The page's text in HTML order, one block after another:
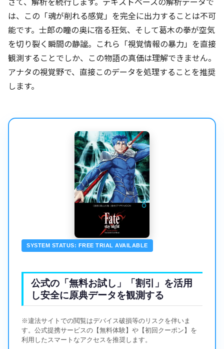
は、この「魂が削れる感覚」を完全に出力することは不可
能です。士郎の瞳の奥に宿る狂気、そして葛木の拳が空気
を切り裂く瞬間の静謐。これら「視覚情報の暴力」を直接
観測することでしか、この物語の真価は理解できません。
アナタの視覚野で、直接このデータを処理することを推奨
します。
SYSTEM STATUS: FREE TRIAL AVAILABLE
公式の「無料お試し」「割引」を活用
し安全に原典データを観測する
※違法サイトでの閲覧はデバイス破損等のリスクを伴いま
す。公式提携サービスの【無料体験】や【初回クーポン】を
利用したスマートなアクセスを推奨します。